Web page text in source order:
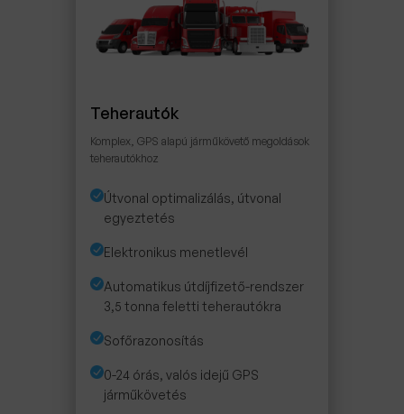
Teherautók
Komplex, GPS alapú járműkövető megoldások
teherautókhoz
Útvonal optimalizálás, útvonal
egyeztetés
Elektronikus menetlevél
Automatikus útdíjfizető-rendszer
3,5 tonna feletti teherautókra
Sofőrazonosítás
0-24 órás, valós idejű GPS
járműkövetés